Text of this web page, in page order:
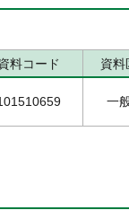
料コード 資料
一